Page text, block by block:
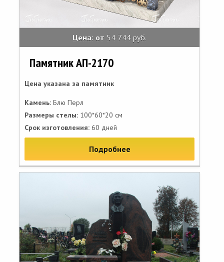
Цена: от 54 744 руб.
Памятник АП-2170
Цена указана за памятник
Камень: Блю Перл
Размеры стелы: 100*60*20 см
Срок изготовления: 60 дней
Подробнее